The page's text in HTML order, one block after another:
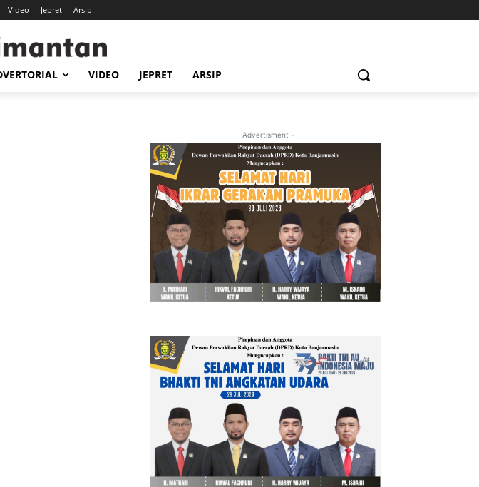
Video Jepret Arsip
VIDEO JEPRET ARSIP
- Advertisment -